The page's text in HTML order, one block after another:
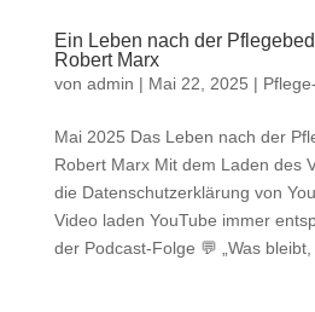
Ein Leben nach der
Robert Marx
von admin | Mai 22, 2025 |
Mai 2025 Das Leben nach der
Robert Marx Mit dem Laden des
die Datenschutzerklärung von
Video laden YouTube immer
der Podcast-Folge 💬 „Was